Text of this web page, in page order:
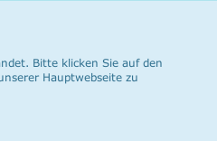
Bitte klicken Sie auf den
Hauptwebseite zu